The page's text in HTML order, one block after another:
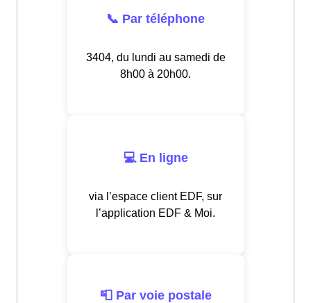
📞 Par téléphone
3404, du lundi au samedi de
8h00 à 20h00.
💻 En ligne
via l’espace client EDF, sur
l’application EDF & Moi.
📮 Par voie postale